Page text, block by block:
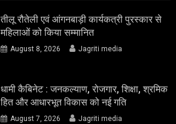
तीलू रौतेली एवं आंगनबाड़ी कार्यकत्री पुरस्कार से
महिलाओं को किया सम्मानित
August 8, 2026 Jagriti media
धामी कैबिनेट : जनकल्याण, रोजगार, शिक्षा, श्रमिक
हित और आधारभूत विकास को नई गति
August 7, 2026 Jagriti media